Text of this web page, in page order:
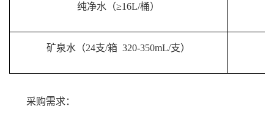
纯净水（≥16L/桶）
矿泉水（24支/箱 320-350mL/支）
采购需求：